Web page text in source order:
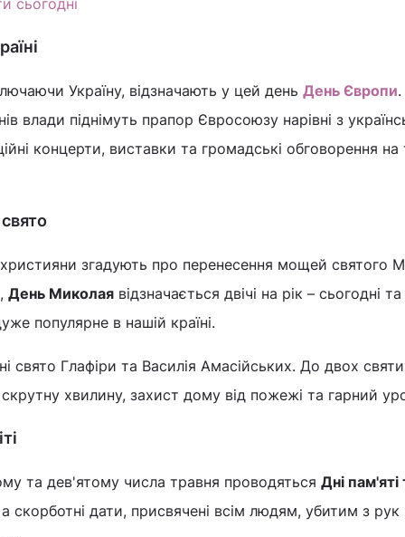
сьогодні
Україну, відзначають у цей день День Європи
влади піднімуть прапор Євросоюзу нарівні з
концерти, виставки та громадські обговорення на
згадують про перенесення мощей святого
День Миколая відзначається двічі на рік – сьогодні
популярне в нашій країні.
свято Глафіри та Василія Амасійських. До двох
хвилину, захист дому від пожежі та гарний
та дев'ятому числа травня проводяться Дні пам'яті
скорботні дати, присвячені всім людям, убитим з рук